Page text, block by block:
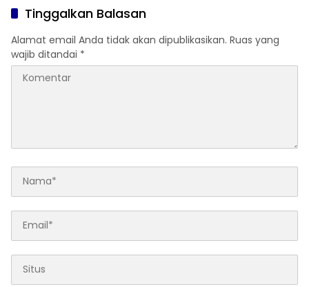
Tinggalkan Balasan
Alamat email Anda tidak akan dipublikasikan. Ruas yang
wajib ditandai *